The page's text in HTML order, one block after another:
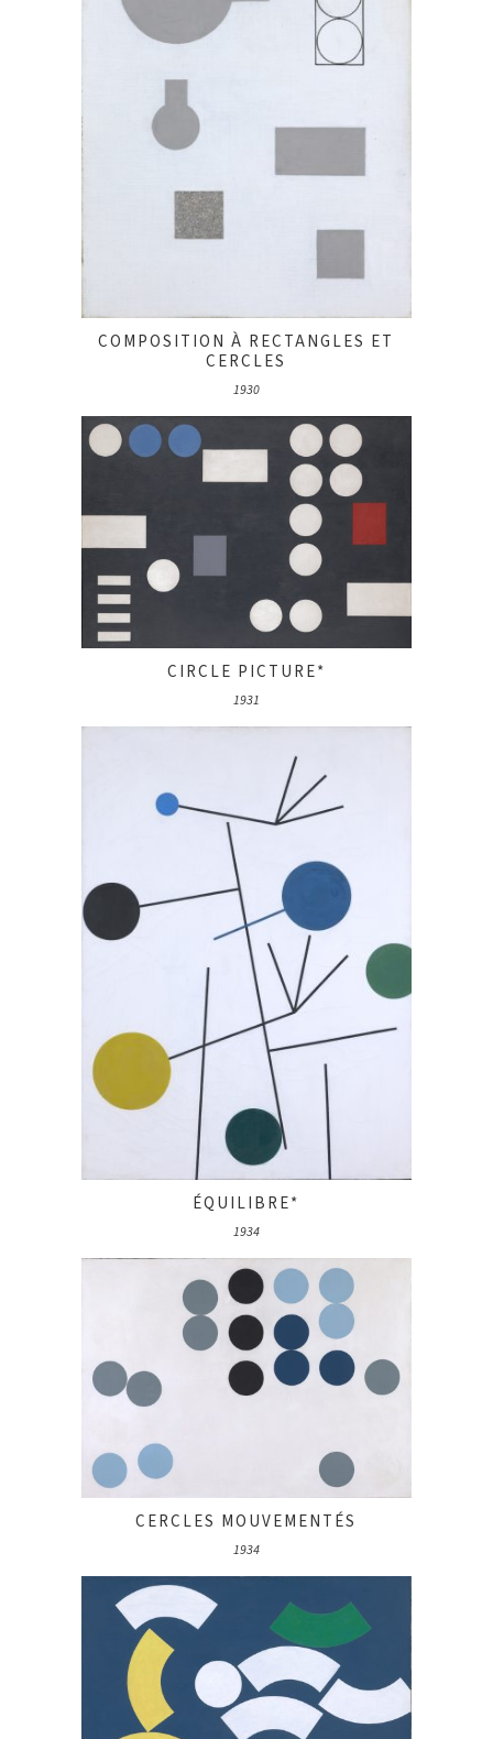
COMPOSITION À RECTANGLES ET
CERCLES
1930
CIRCLE PICTURE*
1931
ÉQUILIBRE*
1934
CERCLES MOUVEMENTÉS
1934